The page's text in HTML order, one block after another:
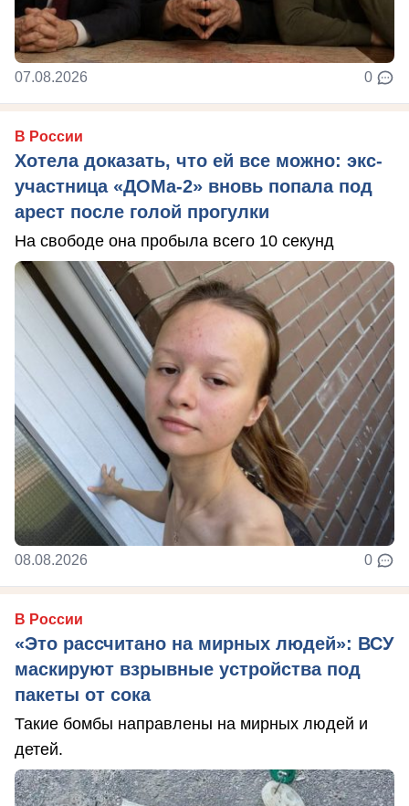
07.08.2026 0
В России
Хотела доказать, что ей все можно: экс-
участница «ДОМа-2» вновь попала под
арест после голой прогулки
На свободе она пробыла всего 10 секунд
08.08.2026 0
В России
«Это рассчитано на мирных людей»: ВСУ
маскируют взрывные устройства под
пакеты от сока
Такие бомбы направлены на мирных людей и
детей.